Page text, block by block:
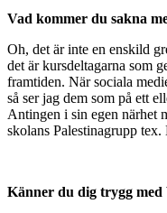
Vad kommer du sakna
Oh, det är inte en enskild
det är kursdeltagarna som
framtiden. När sociala
så ser jag dem som på ett
Antingen i sin egen närhet
skolans Palestinagrupp
Känner du dig trygg med